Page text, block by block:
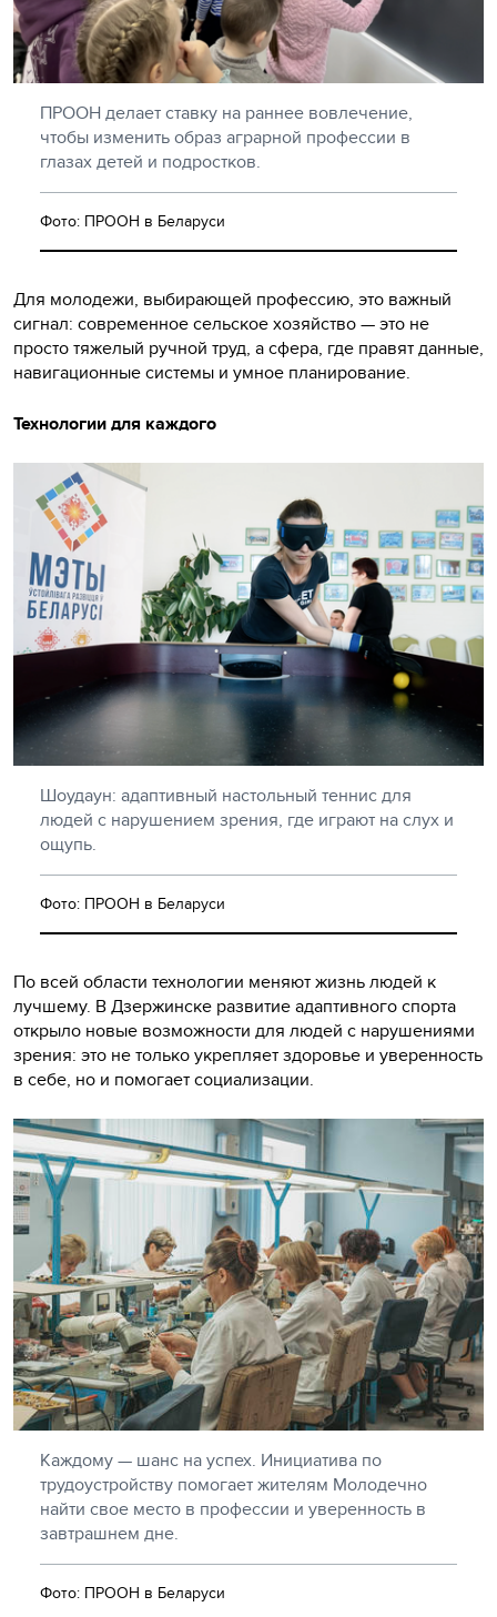
ПРООН делает ставку на раннее вовлечение,
чтобы изменить образ аграрной профессии в
глазах детей и подростков.
Фото: ПРООН в Беларуси
Для молодежи, выбирающей профессию, это важный
сигнал: современное сельское хозяйство — это не
просто тяжелый ручной труд, а сфера, где правят данные,
навигационные системы и умное планирование.
Технологии для каждого
Шоудаун: адаптивный настольный теннис для
людей с нарушением зрения, где играют на слух и
ощупь.
Фото: ПРООН в Беларуси
По всей области технологии меняют жизнь людей к
лучшему. В Дзержинске развитие адаптивного спорта
открыло новые возможности для людей с нарушениями
зрения: это не только укрепляет здоровье и уверенность
в себе, но и помогает социализации.
Каждому — шанс на успех. Инициатива по
трудоустройству помогает жителям Молодечно
найти свое место в профессии и уверенность в
завтрашнем дне.
Фото: ПРООН в Беларуси